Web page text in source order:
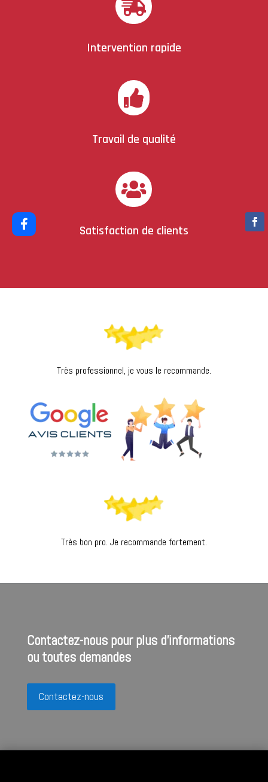

Intervention rapide

Travail de qualité

Satisfaction de clients
Très professionnel, je vous le recommande.
Très bon pro. Je recommande fortement.
Contactez-nous pour plus d'informations
ou toutes demandes
Contactez-nous